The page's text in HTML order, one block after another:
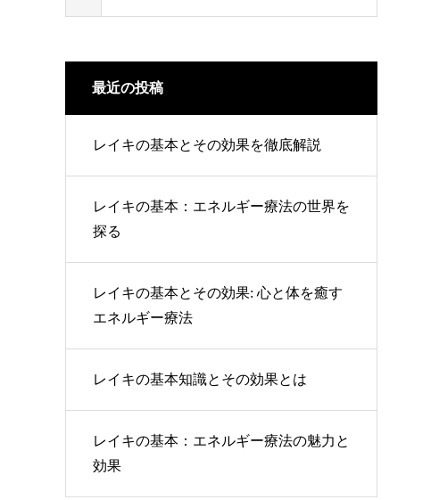
最近の投稿
レイキの基本とその効果を徹底解説
レイキの基本：エネルギー療法の世界を
探る
レイキの基本とその効果: 心と体を癒す
エネルギー療法
レイキの基本知識とその効果とは
レイキの基本：エネルギー療法の魅力と
効果